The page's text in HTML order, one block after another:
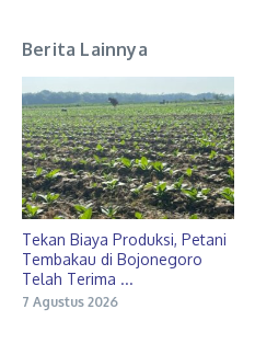
Berita Lainnya
Tekan Biaya Produksi, Petani
Tembakau di Bojonegoro
Telah Terima ...
7 Agustus 2026